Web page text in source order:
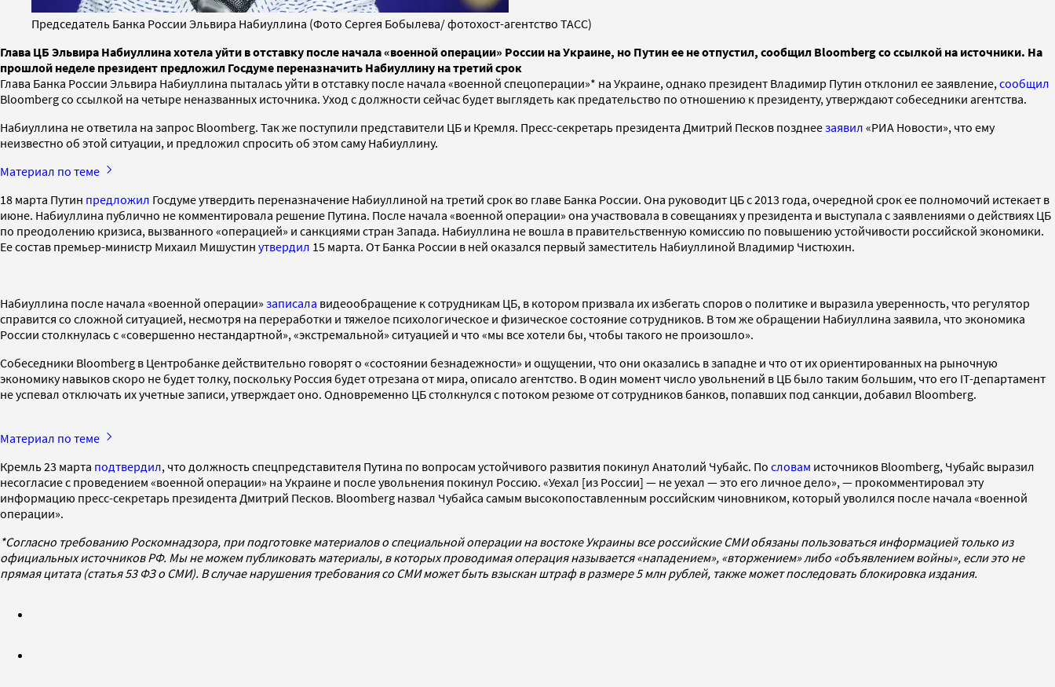
Председатель Банка России Эльвира Набиуллина (Фото Сергея Бобылева/ фотохост-агентство ТАСС)
Глава ЦБ Эльвира Набиуллина хотела уйти в отставку после начала «военной операции» России на Украине, но Путин ее не отпустил, сообщил Bloomberg со ссылкой на источники. На
прошлой неделе президент предложил Госдуме переназначить Набиуллину на третий срок
Глава Банка России Эльвира Набиуллина пыталась уйти в отставку после начала «военной спецоперации»* на Украине, однако президент Владимир Путин отклонил ее заявление, сообщил
Bloomberg со ссылкой на четыре неназванных источника. Уход с должности сейчас будет выглядеть как предательство по отношению к президенту, утверждают собеседники агентства.
Набиуллина не ответила на запрос Bloomberg. Так же поступили представители ЦБ и Кремля. Пресс-секретарь президента Дмитрий Песков позднеезаявил «РИА Новости», что ему
неизвестно об этой ситуации, и предложил спросить об этом саму Набиуллину.
Материал по теме
18 марта Путин предложил Госдуме утвердить переназначение Набиуллиной на третий срок во главе Банка России. Она руководит ЦБ с 2013 года, очередной срок ее полномочий истекает в
июне. Набиуллина публично не комментировала решение Путина. После начала «военной операции» она участвовала в совещаниях у президента и выступала с заявлениями о действиях ЦБ
по преодолению кризиса, вызванного «операцией» и санкциями стран Запада. Набиуллина не вошла в правительственную комиссию по повышению устойчивости российской экономики.
Ее состав премьер-министр Михаил Мишустин утвердил 15 марта. От Банка России в ней оказался первый заместитель Набиуллиной Владимир Чистюхин.
Набиуллина после начала «военной операции» записала видеообращение к сотрудникам ЦБ, в котором призвала их избегать споров о политике и выразила уверенность, что регулятор
справится со сложной ситуацией, несмотря на переработки и тяжелое психологическое и физическое состояние сотрудников. В том же обращении Набиуллина заявила, что экономика
России столкнулась с «совершенно нестандартной», «экстремальной» ситуацией и что «мы все хотели бы, чтобы такого не произошло».
Собеседники Bloomberg в Центробанке действительно говорят о «состоянии безнадежности» и ощущении, что они оказались в западне и что от их ориентированных на рыночную
экономику навыков скоро не будет толку, поскольку Россия будет отрезана от мира, описало агентство. В один момент число увольнений в ЦБ было таким большим, что его IT-департамент
не успевал отключать их учетные записи, утверждает оно. Одновременно ЦБ столкнулся с потоком резюме от сотрудников банков, попавших под санкции, добавил Bloomberg.
Материал по теме
Кремль 23 марта подтвердил, что должность спецпредставителя Путина по вопросам устойчивого развития покинул Анатолий Чубайс. По словам источников Bloomberg, Чубайс выразил
несогласие с проведением «военной операции» на Украине и после увольнения покинул Россию. «Уехал [из России] — не уехал — это его личное дело», — прокомментировал эту
информацию пресс-секретарь президента Дмитрий Песков. Bloomberg назвал Чубайса самым высокопоставленным российским чиновником, который уволился после начала «военной
операции».
*Согласно требованию Роскомнадзора, при подготовке материалов о специальной операции на востоке Украины все российские СМИ обязаны пользоваться информацией только из
официальных источников РФ. Мы не можем публиковать материалы, в которых проводимая операция называется «нападением», «вторжением» либо «объявлением войны», если это не
прямая цитата (статья 53 ФЗ о СМИ). В случае нарушения требования со СМИ может быть взыскан штраф в размере 5 млн рублей, также может последовать блокировка издания.